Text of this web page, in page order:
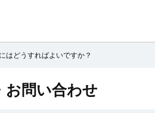
はどうすればよいですか？
お問い合わせ